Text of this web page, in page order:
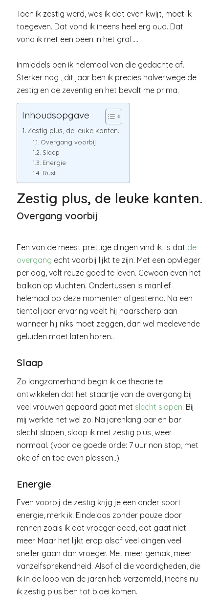
Toen ik zestig werd, was ik dat even kwijt, moet ik
toegeven. Dat vond ik ineens heel erg oud. Dat
vond ik met een been in het graf….
Inmiddels ben ik helemaal van die gedachte af.
Sterker nog , dit jaar ben ik precies halverwege de
zestig en de zeventig en het bevalt me prima.
Inhoudsopgave
Zestig plus, de leuke kanten.
Overgang voorbij
Slaap
Energie
Rust
Zestig plus, de leuke kanten.
Overgang voorbij
Een van de meest prettige dingen vind ik, is dat de
overgang echt voorbij lijkt te zijn. Met een opvlieger
per dag, valt reuze goed te leven. Gewoon even het
balkon op vluchten. Ondertussen is manlief
helemaal op deze momenten afgestemd. Na een
tiental jaar ervaring voelt hij haarscherp aan
wanneer hij niks moet zeggen, dan wel meelevende
geluiden moet laten horen..
Slaap
Zo langzamerhand begin ik de theorie te
ontwikkelen dat het staartje van de overgang bij
veel vrouwen gepaard gaat met slecht slapen. Bij
mij werkte het wel zo. Na jarenlang bar en bar
slecht slapen, slaap ik met zestig plus, weer
normaal. (voor de goede orde: 7 uur non stop, met
oke af en toe even plassen..)
Energie
Even voorbij de zestig krijg je een ander soort
energie, merk ik. Eindeloos zonder pauze door
rennen zoals ik dat vroeger deed, dat gaat niet
meer. Maar het lijkt erop alsof veel dingen veel
sneller gaan dan vroeger. Met meer gemak, meer
vanzelfsprekendheid. Alsof al die vaardigheden, die
ik in de loop van de jaren heb verzameld, ineens nu
ik zestig plus ben tot bloei komen.